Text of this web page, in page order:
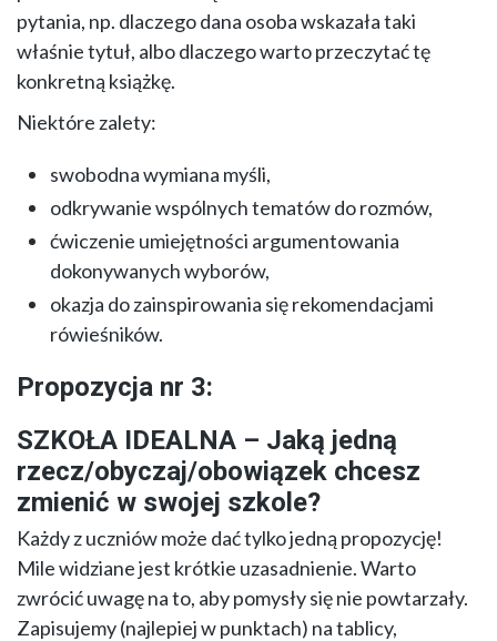
pytania, np. dlaczego dana osoba wskazała taki
właśnie tytuł, albo dlaczego warto przeczytać tę
konkretną książkę.
Niektóre zalety:
swobodna wymiana myśli,
odkrywanie wspólnych tematów do rozmów,
ćwiczenie umiejętności argumentowania
dokonywanych wyborów,
okazja do zainspirowania się rekomendacjami
rówieśników.
Propozycja nr 3:
SZKOŁA IDEALNA – Jaką jedną
rzecz/obyczaj/obowiązek chcesz
zmienić w swojej szkole?
Każdy z uczniów może dać tylko jedną propozycję!
Mile widziane jest krótkie uzasadnienie. Warto
zwrócić uwagę na to, aby pomysły się nie powtarzały.
Zapisujemy (najlepiej w punktach) na tablicy,